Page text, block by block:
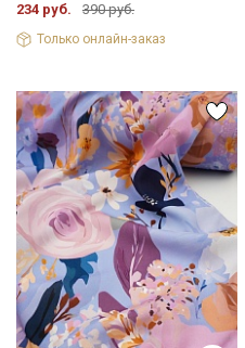
234 руб. 390 руб.
Только онлайн-заказ